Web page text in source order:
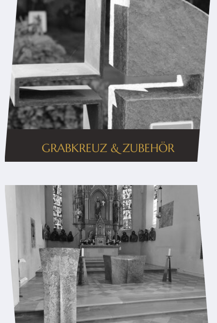
GRABKREUZ & ZUBEHÖR